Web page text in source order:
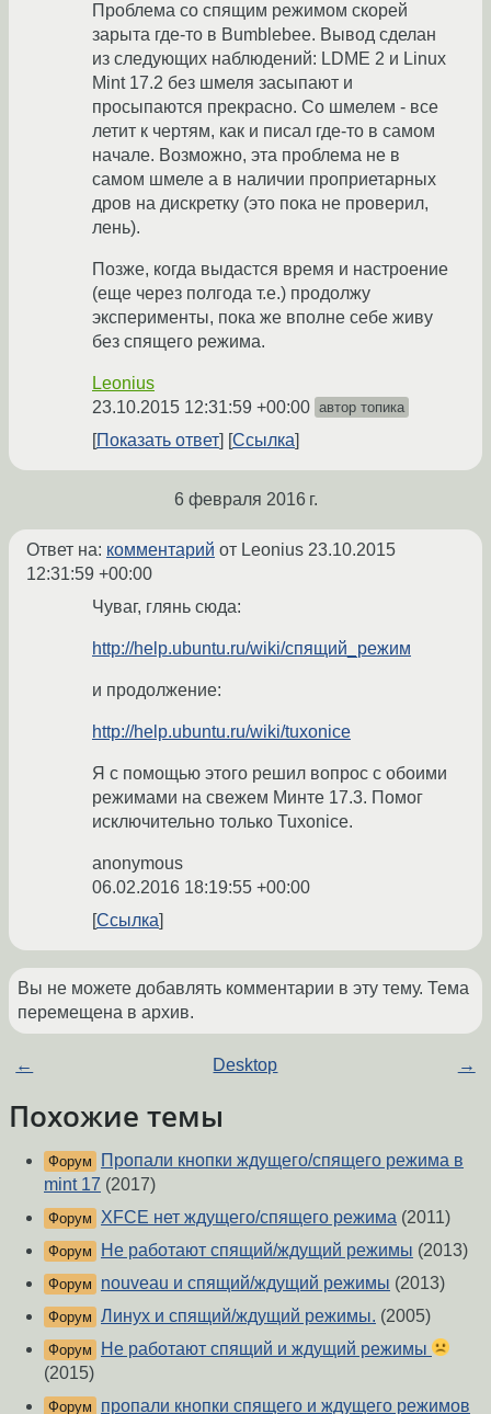
Проблема со спящим режимом скорей
зарыта где-то в Bumblebee. Вывод сделан
из следующих наблюдений: LDME 2 и Linux
Mint 17.2 без шмеля засыпают и
просыпаются прекрасно. Со шмелем - все
летит к чертям, как и писал где-то в самом
начале. Возможно, эта проблема не в
самом шмеле а в наличии проприетарных
дров на дискретку (это пока не проверил,
лень).
Позже, когда выдастся время и настроение
(еще через полгода т.е.) продолжу
эксперименты, пока же вполне себе живу
без спящего режима.
Leonius
23.10.2015 12:31:59 +00:00 автор топика
Показать ответ Ссылка
6 февраля 2016 г.
Ответ на: комментарий от Leonius 23.10.2015
12:31:59 +00:00
Чуваг, глянь сюда:
http://help.ubuntu.ru/wiki/спящий_режим
и продолжение:
http://help.ubuntu.ru/wiki/tuxonice
Я с помощью этого решил вопрос с обоими
режимами на свежем Минте 17.3. Помог
исключительно только Tuxonice.
anonymous
06.02.2016 18:19:55 +00:00
Ссылка
Вы не можете добавлять комментарии в эту тему. Тема
перемещена в архив.
← Desktop →
Похожие темы
Форум
Пропали кнопки ждущего/спящего режима в
mint 17 (2017)
Форум XFCE нет ждущего/спящего режима (2011)
Форум Не работают спящий/ждущий режимы (2013)
Форум nouveau и спящий/ждущий режимы (2013)
Форум Линух и спящий/ждущий режимы. (2005)
Форум
Не работают спящий и ждущий режимы
(2015)
Форум пропали кнопки спящего и ждущего режимов